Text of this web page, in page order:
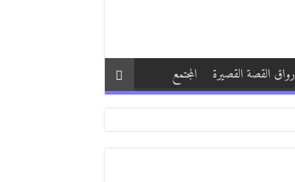
رواق القصة القصيرة المجتمع